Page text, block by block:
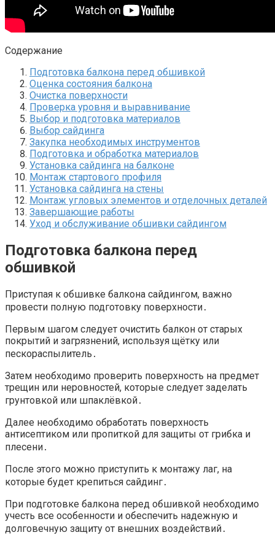
Содержание
Подготовка балкона перед обшивкой
Оценка состояния балкона
Очистка поверхности
Проверка уровня и выравнивание
Выбор и подготовка материалов
Выбор сайдинга
Закупка необходимых инструментов
Подготовка и обработка материалов
Установка сайдинга на балконе
Монтаж стартового профиля
Установка сайдинга на стены
Монтаж угловых элементов и отделочных деталей
Завершающие работы
Уход и обслуживание обшивки сайдингом
Подготовка балкона перед
обшивкой
Приступая к обшивке балкона сайдингом, важно
провести полную подготовку поверхности․
Первым шагом следует очистить балкон от старых
покрытий и загрязнений, используя щётку или
пескораспылитель․
Затем необходимо проверить поверхность на предмет
трещин или неровностей, которые следует заделать
грунтовкой или шпаклёвкой․
Далее необходимо обработать поверхность
антисептиком или пропиткой для защиты от грибка и
плесени․
После этого можно приступить к монтажу лаг, на
которые будет крепиться сайдинг․
При подготовке балкона перед обшивкой необходимо
учесть все особенности и обеспечить надежную и
долговечную защиту от внешних воздействий․